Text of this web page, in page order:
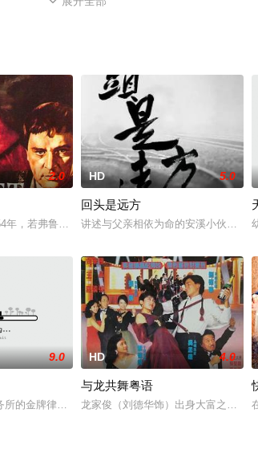
名媛之间的角力场！社会金字塔顶层的钟氏家族，如
2.0
年，若弗鲁瓦五世去世后，亨利二世（彼德·奥图
HD 5.0
回头是远方
讲述与父亲相依为命的安溪小伙子小
姬在地方上坚持革命工作，她团结群众顽强机智地跟
9.0
的金牌律师，她主要负责青少年犯罪的案件。然而
HD 4.0
与龙共舞粤语
龙家俊（刘德华饰）出身大富之家，